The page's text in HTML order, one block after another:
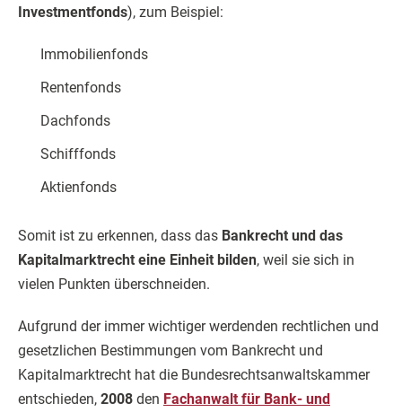
Investmentfonds), zum Beispiel:
Immobilienfonds
Rentenfonds
Dachfonds
Schifffonds
Aktienfonds
Somit ist zu erkennen, dass das Bankrecht und das
Kapitalmarktrecht eine Einheit bilden, weil sie sich in
vielen Punkten überschneiden.
Aufgrund der immer wichtiger werdenden rechtlichen und
gesetzlichen Bestimmungen vom Bankrecht und
Kapitalmarktrecht hat die Bundesrechtsanwaltskammer
entschieden, 2008 den Fachanwalt für Bank- und